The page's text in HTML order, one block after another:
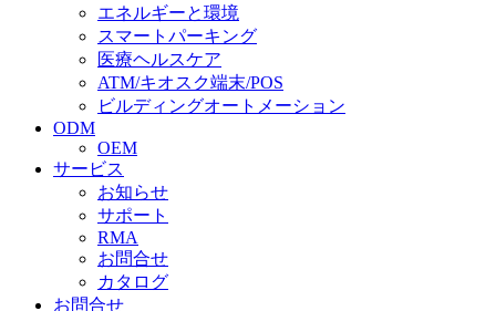
エネルギーと環境
スマートパーキング
医療ヘルスケア
ATM/キオスク端末/POS
ビルディングオートメーション
ODM
OEM
サービス
お知らせ
サポート
RMA
お問合せ
カタログ
お問合せ